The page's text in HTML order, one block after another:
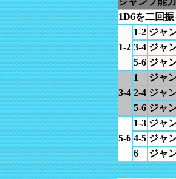
1D6を二回振
1-2
1-2 ジャ
3-4 ジャ
5-6 ジャ
3-4
1
ジャ
2-4 ジャ
5-6 ジャ
5-6
1-3 ジャ
4-5 ジャ
6
ジャ